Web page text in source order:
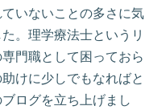
いないことの多さに気
。理学療法士というリ
門職として困っておら
けに少しでもなればと
ログを立ち上げまし